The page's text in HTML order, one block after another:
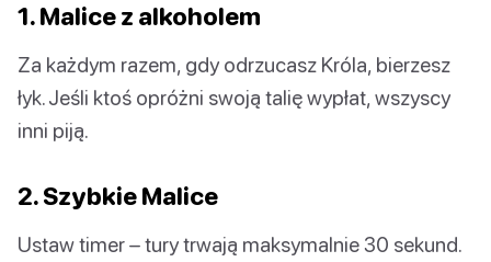
1. Malice z alkoholem
Za każdym razem, gdy odrzucasz Króla, bierzesz
łyk. Jeśli ktoś opróżni swoją talię wypłat, wszyscy
inni piją.
2. Szybkie Malice
Ustaw timer – tury trwają maksymalnie 30 sekund.